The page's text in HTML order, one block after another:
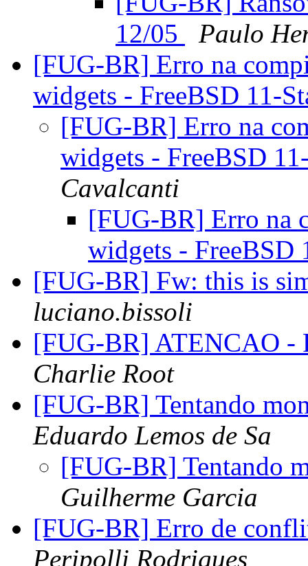
12/05
Paulo
[FUG-BR] Erro na
widgets - FreeBSD 11-
[FUG-BR] Erro na
widgets - FreeBSD
Cavalcanti
[FUG-BR] Erro na
widgets - FreeBSD
[FUG-BR] Fw: this is
luciano.bissoli
[FUG-BR] ATENCAO -
Charlie Root
[FUG-BR] Tentando
Eduardo Lemos de Sa
[FUG-BR] Tentando
Guilherme Garcia
[FUG-BR] Erro de
Peripolli Rodrigues